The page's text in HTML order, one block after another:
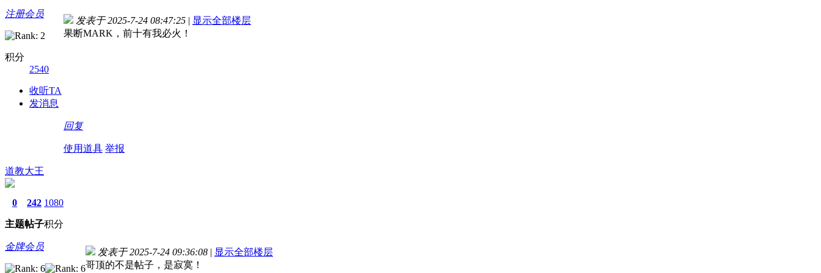
注册会员
积分
2540
收听TA
发消息
发表于 2025-7-24 08:47:25 | 显示全部楼层
果断MARK，前十有我必火！
回复
使用道具 举报
道教大王
0
主题
242
帖子
1080
积分
金牌会员
发表于 2025-7-24 09:36:08 | 显示全部楼层
哥顶的不是帖子，是寂寞！